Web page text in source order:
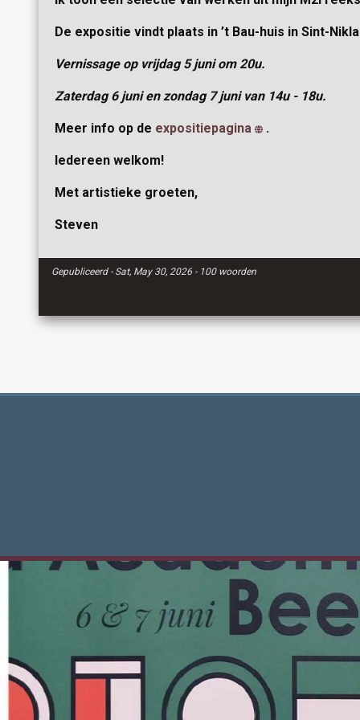
De expositie vindt plaats in ’t Bau-huis in Sint-
Vernissage op vrijdag 5 juni om 20u.
Zaterdag 6 juni en zondag 7 juni van 14u - 18u.
Meer info op de expositiepagina .
Iedereen welkom!
Met artistieke groeten,
Steven
Gepubliceerd - Sat, May 30, 2026 - 100 woorden